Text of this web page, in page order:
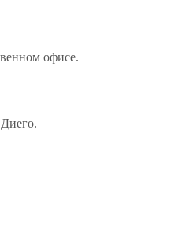
офисе.